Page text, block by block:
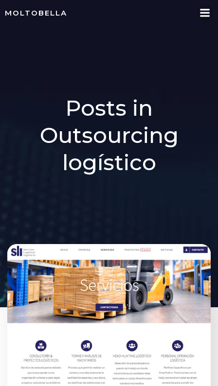
MOLTOBELLA
Posts in
Outsourcing
logístico